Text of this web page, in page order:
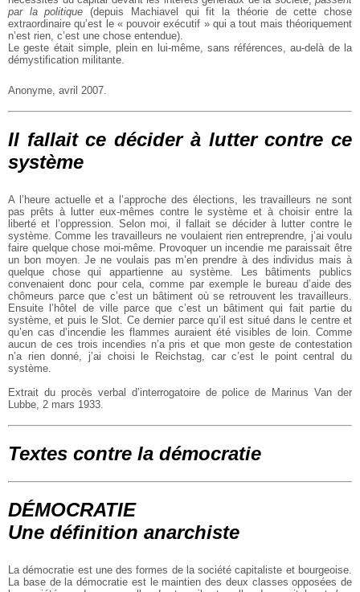
par la politique (depuis Machiavel qui fit la théorie de cette chose
extraordinaire qu’est le « pouvoir exécutif » qui a tout mais théoriquement
n’est rien, c’est une chose entendue).
Le geste était simple, plein en lui-même, sans références, au-delà de la
démystification militante.
Anonyme, avril 2007.
Il fallait ce décider à lutter contre ce
système
A l’heure actuelle et a l’approche des élections, les travailleurs ne sont
pas prêts à lutter eux-mêmes contre le système et à choisir entre la
liberté et l’oppression. Selon moi, il fallait se décider à lutter contre le
système. Comme les travailleurs ne voulaient rien entreprendre, j’ai voulu
faire quelque chose moi-même. Provoquer un incendie me paraissait être
un bon moyen. Je ne voulais pas m’en prendre à des individus mais à
quelque chose qui appartienne au système. Les bâtiments publics
convenaient donc pour cela, comme par exemple le bureau d’aide des
chômeurs parce que c’est un bâtiment où se retrouvent les travailleurs.
Ensuite l’hôtel de ville parce que c’est un bâtiment qui fait partie du
système, et puis le Slot. Ce dernier parce qu’il est situé dans le centre et
qu’en cas d’incendie les flammes auraient été visibles de loin. Comme
aucun de ces trois incendies n’a pris et que mon geste de contestation
n’a rien donné, j’ai choisi le Reichstag, car c’est le point central du
système.
Extrait du procès verbal d’interrogatoire de police de Marinus Van der
Lubbe, 2 mars 1933.
Textes contre la démocratie
DÉMOCRATIE
Une définition anarchiste
La démocratie est une des formes de la société capitaliste et bourgeoise.
La base de la démocratie est le maintien des deux classes opposées de